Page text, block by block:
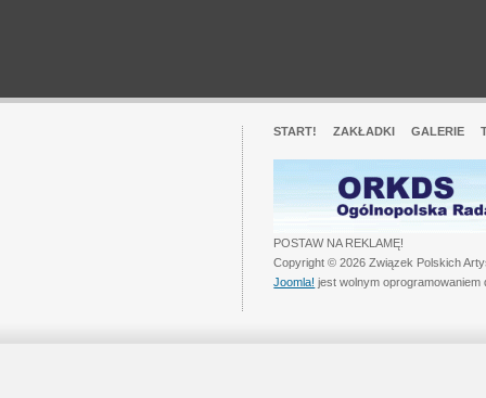
START! ZAKŁADKI GALERIE
POSTAW NA REKLAMĘ!
Copyright © 2026 Związek Polskich
Joomla! jest wolnym